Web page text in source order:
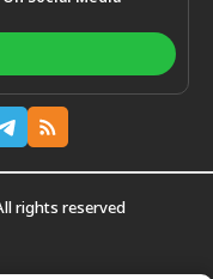
rights reserved